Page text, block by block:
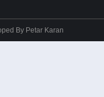
By Petar Karan